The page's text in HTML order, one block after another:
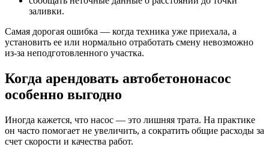
заливки.
Самая дорогая ошибка — когда техника уже приехала, а
установить ее или нормально отработать смену невозможно
из-за неподготовленного участка.
Когда арендовать автобетононасос
особенно выгодно
Иногда кажется, что насос — это лишняя трата. На практике
он часто помогает не увеличить, а сократить общие расходы за
счет скорости и качества работ.